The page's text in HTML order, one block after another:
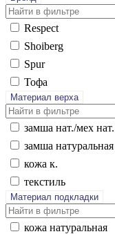
Res­pect
Sho­iberg
Spur
То­фа
Материал верха
зам­ша нат./мех нат.
зам­ша на­тураль­ная
ко­жа к.
текс­тиль
Материал подкладки
ко­жа на­тураль­ная